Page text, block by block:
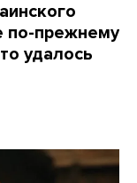
по-прежнему
удалось